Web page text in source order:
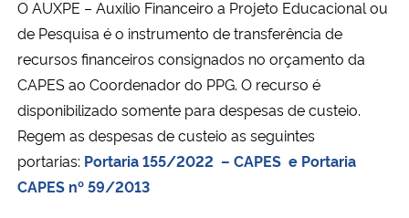
Ministério da Cidadania
Ministério da Saúde
Ministério de Minas e Energia
Ministério da Ciência, Tecnologia, Inovações e Comunicações
O AUXPE – Auxílio Financeiro a Projeto Educacional ou
de Pesquisa é o instrumento de transferência de
recursos financeiros consignados no orçamento da
CAPES ao Coordenador do PPG. O recurso é
disponibilizado somente para despesas de custeio.
Regem as despesas de custeio as seguintes
portarias: Portaria 155/2022 – CAPES e Portaria
CAPES nº 59/2013